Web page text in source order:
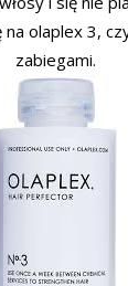
na olaplex 3,
zabiegami.